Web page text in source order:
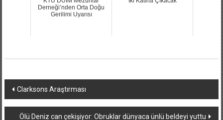
Derneği’nden Orta Doğu
Gerilimi Uyarısı
Yazı
dolaşımı
Clarksons Araştırması
Ölü Deniz can çekişiyor: Obruklar dünyaca ünlü beldeyi yuttu